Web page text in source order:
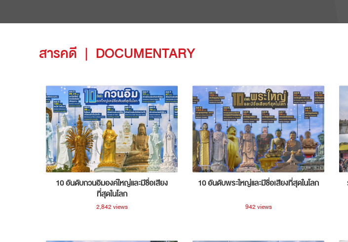
สารคดี | DOCUMENTARY
10 อันดับกวนอิมองค์ใหญ่และมีชื่อเสียง
ที่สุดในโลก
2,842 views
10 อันดับพระใหญ่และมีชื่อเสียงที่สุดในโลก
942 views